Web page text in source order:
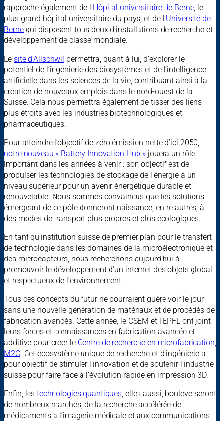
rapproche également de l'Hôpital universitaire de Berne, le
plus grand hôpital universitaire du pays, et de l'Université de
Berne qui disposent tous deux d'installations de recherche et
développement de classe mondiale.
Le site d’Allschwil permettra, quant à lui, d’explorer le
potentiel de l’ingénierie des biosystèmes et de l’intelligence
artificielle dans les sciences de la vie, contribuant ainsi à la
création de nouveaux emplois dans le nord-ouest de la
Suisse. Cela nous permettra également de tisser des liens
plus étroits avec les industries biotechnologiques et
pharmaceutiques.
Pour atteindre l’objectif de zéro émission nette d’ici 2050,
notre nouveau « Battery Innovation Hub » jouera un rôle
important dans les années à venir : son objectif est de
propulser les technologies de stockage de l’énergie à un
niveau supérieur pour un avenir énergétique durable et
renouvelable. Nous sommes convaincus que les solutions
émergeant de ce pôle donneront naissance, entre autres, à
des modes de transport plus propres et plus écologiques.
En tant qu’institution suisse de premier plan pour le transfert
de technologie dans les domaines de la microélectronique et
des microcapteurs, nous recherchons aujourd’hui à
promouvoir le développement d’un internet des objets global
et respectueux de l’environnement.
Tous ces concepts du futur ne pourraient guère voir le jour
sans une nouvelle génération de matériaux et de procédés de
fabrication avancés. Cette année, le CSEM et l’EPFL ont joint
leurs forces et connaissances en fabrication avancée et
additive pour créer le Centre de recherche en microfabrication,
M2C. Cet écosystème unique de recherche et d’ingénierie a
pour objectif de stimuler l’innovation et de soutenir l’industrie
suisse pour faire face à l’évolution rapide en impression 3D.
Enfin, les technologies quantiques, elles aussi, bouleverseront
de nombreux marchés, de la recherche accélérée de
médicaments à l’imagerie médicale et aux communications